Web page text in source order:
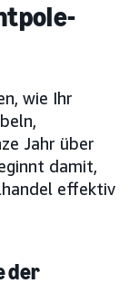
wie Ihr
Jahr über
damit,
effektiv
der